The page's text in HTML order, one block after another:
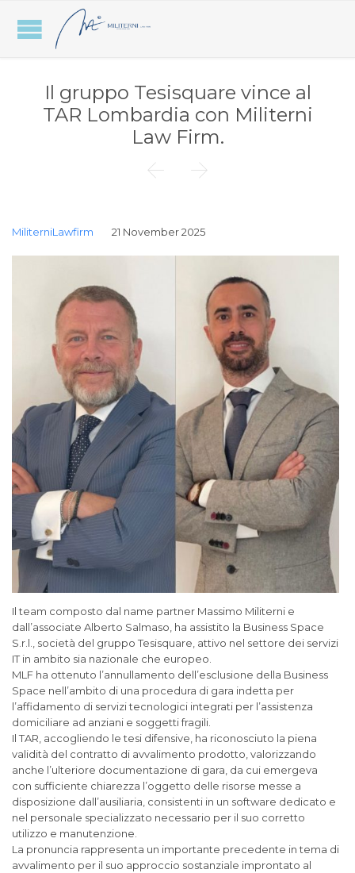
Il gruppo Tesisquare vince al
TAR Lombardia con Militerni
Law Firm.
 
MiliterniLawfirm 21 November 2025
Il team composto dal name partner Massimo Militerni e
dall’associate Alberto Salmaso, ha assistito la Business Space
S.r.l., società del gruppo Tesisquare, attivo nel settore dei servizi
IT in ambito sia nazionale che europeo.
MLF ha ottenuto l’annullamento dell’esclusione della Business
Space nell’ambito di una procedura di gara indetta per
l’affidamento di servizi tecnologici integrati per l’assistenza
domiciliare ad anziani e soggetti fragili.
Il TAR, accogliendo le tesi difensive, ha riconosciuto la piena
validità del contratto di avvalimento prodotto, valorizzando
anche l’ulteriore documentazione di gara, da cui emergeva
con sufficiente chiarezza l’oggetto delle risorse messe a
disposizione dall’ausiliaria, consistenti in un software dedicato e
nel personale specializzato necessario per il suo corretto
utilizzo e manutenzione.
La pronuncia rappresenta un importante precedente in tema di
avvalimento per il suo approccio sostanziale improntato al